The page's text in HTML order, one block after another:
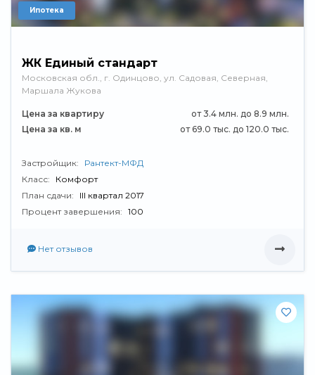
Ипотека
ЖК Единый стандарт
Московская обл., г. Одинцово, ул. Садовая, Северная,
Маршала Жукова
Цена за квартиру
от 3.4 млн. до 8.9 млн.
Цена за кв. м
от 69.0 тыс. до 120.0 тыс.
Застройщик:
Рантект-МФД
Класс:
Комфорт
План сдачи:
III квартал 2017
Процент завершения: 100
Нет отзывов